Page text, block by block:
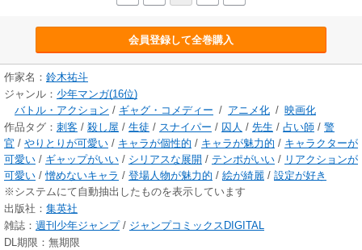
会員登録して全巻購入
作家名： 鈴木祐斗
ジャンル： 少年マンガ(16位)
バトル・アクション / ギャグ・コメディー / アニメ化 / 映画化
作品タグ： 刺客 / 殺し屋 / 生徒 / スナイパー / 囚人 / 先生 / 占い師 / 警
官 / やりとりが可愛い / キャラが個性的 / キャラが魅力的 / キャラクターが
可愛い / ギャップがいい / シリアスな展開 / テンポがいい / リアクションが
可愛い /憎めないキャラ / 登場人物が魅力的 / 絵が綺麗 / 設定が好き
※システムにて自動抽出したものを表示しています
出版社： 集英社
雑誌： 週刊少年ジャンプ/ ジャンプコミックスDIGITAL
DL期限：無期限